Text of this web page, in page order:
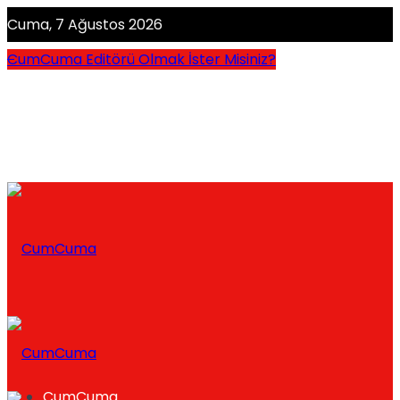
Cuma, 7 Ağustos 2026
CumCuma Editörü Olmak İster Misiniz?